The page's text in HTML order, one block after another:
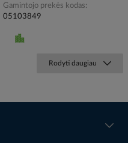
Gamintojo prekės kodas
05103849
Rodyti daugiau